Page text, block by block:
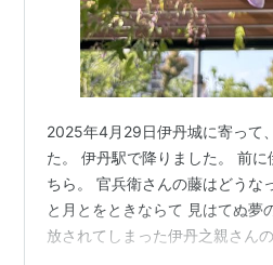
JR西日本では、大阪駅−尼
いて愛称を「JR宝塚線」とし
2025年4月29日伊丹城に寄って
た。 伊丹駅で降りました。 前に
ちら。 官兵衛さんの藤はどうな
と月とをときならて 見はてぬ夢
放されてしまった伊丹之親さん